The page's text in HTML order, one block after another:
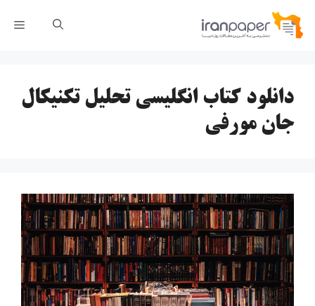
پرش
دانلود کتاب انگلیسی تحلیل تکنیکال
جان مورفی